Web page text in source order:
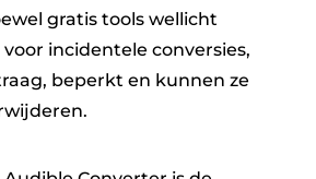
gratis tools wellicht
incidentele conversies,
beperkt en kunnen ze